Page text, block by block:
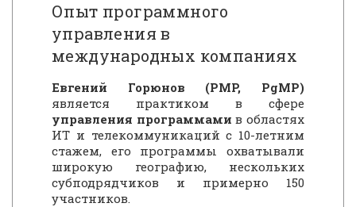
Опыт программного
управления в
международных компаниях
Евгений Горюнов (PMP, PgMP)
является практиком в сфере
управления программами в областях
ИТ и телекоммуникаций с 10-летним
стажем, его программы охватывали
широкую географию, нескольких
субподрядчиков и примерно 150
участников.